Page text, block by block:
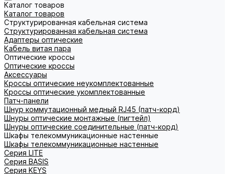
Каталог товаров
Каталог товаров
Структурированная кабельная система
Структурированная кабельная система
Адаптеры оптические
Кабель витая пара
Оптические кроссы
Оптические кроссы
Аксессуары
Кроссы оптические неукомплектованные
Кроссы оптические укомплектованные
Патч-панели
Шнур коммутационный медный RJ45 (патч-корд)
Шнуры оптические монтажные (пигтейл)
Шнуры оптические соединительные (патч-корд)
Шкафы телекоммуникационные настенные
Шкафы телекоммуникационные настенные
Cерия LITE
Cерия BASIS
Cерия KEYS